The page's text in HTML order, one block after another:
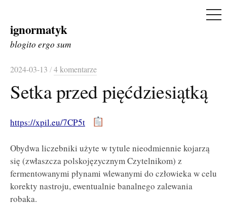
Skip
to
ignormatyk
blogito ergo sum
2024-03-13 /4 komentarze
Setka przed pięćdziesiątką
https://xpil.eu/7CP5t
Obydwa liczebniki użyte w tytule nieodmiennie kojarzą
się (zwłaszcza polskojęzycznym Czytelnikom) z
fermentowanymi płynami wlewanymi do człowieka w celu
korekty nastroju, ewentualnie banalnego zalewania
robaka.